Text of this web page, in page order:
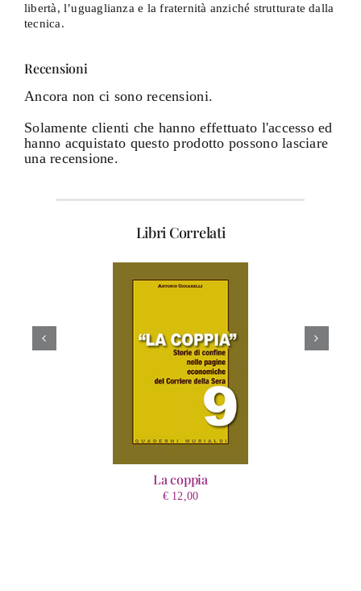
libertà, l’uguaglianza e la fraternità anziché strutturate dalla
tecnica.
Recensioni
Ancora non ci sono recensioni.
Solamente clienti che hanno effettuato l'accesso ed
hanno acquistato questo prodotto possono lasciare
una recensione.
Libri Correlati
La coppia
€12,00